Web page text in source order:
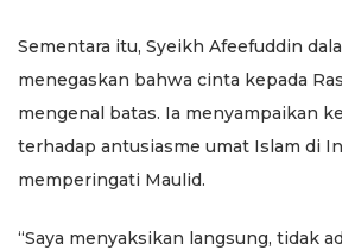
Sementara itu, Syeikh Afeefuddin
menegaskan bahwa cinta kepada
mengenal batas. Ia menyampaikan
terhadap antusiasme umat Islam di
memperingati Maulid.
“Saya menyaksikan langsung, tidak